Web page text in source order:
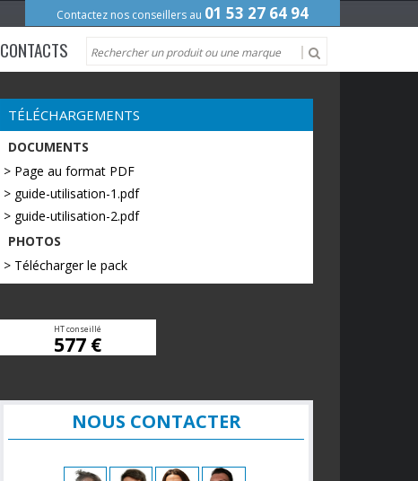
Contactez nos conseillers au 01 53 27 64 94
CONTACTS
TÉLÉCHARGEMENTS
DOCUMENTS
> Page au format PDF
> guide-utilisation-1.pdf
> guide-utilisation-2.pdf
PHOTOS
> Télécharger le pack
HT conseillé
577 €
NOUS CONTACTER